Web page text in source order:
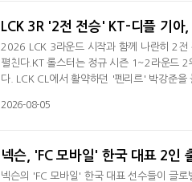
LCK 3R '2전 전승' KT-디플 기아
2026 LCK 3라운드 시작과 함께 나란히 2전
펼친다.KT 롤스터는 정규 시즌 1~2라운드
다. LCK CL에서 활약하던 '펜리르' 박강준
언 한화생명e스포츠를 2대1로 꺾은 뒤 LCK
2026-08-05
넥슨, 'FC 모바일' 한국 대표 2인
넥슨의 'FC 모바일' 한국 대표 선수들이 글